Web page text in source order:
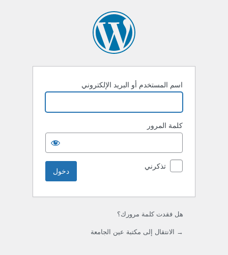
اسم المستخدم أو البريد الإلكتروني
كلمة المرور
تذكرني
هل فقدت كلمة مرورك؟
→ الانتقال إلى مكتبة عين الجامعة